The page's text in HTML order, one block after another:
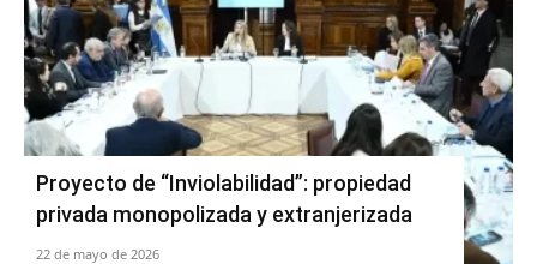
Proyecto de “Inviolabilidad”: propiedad
privada monopolizada y extranjerizada
22 de mayo de 2026